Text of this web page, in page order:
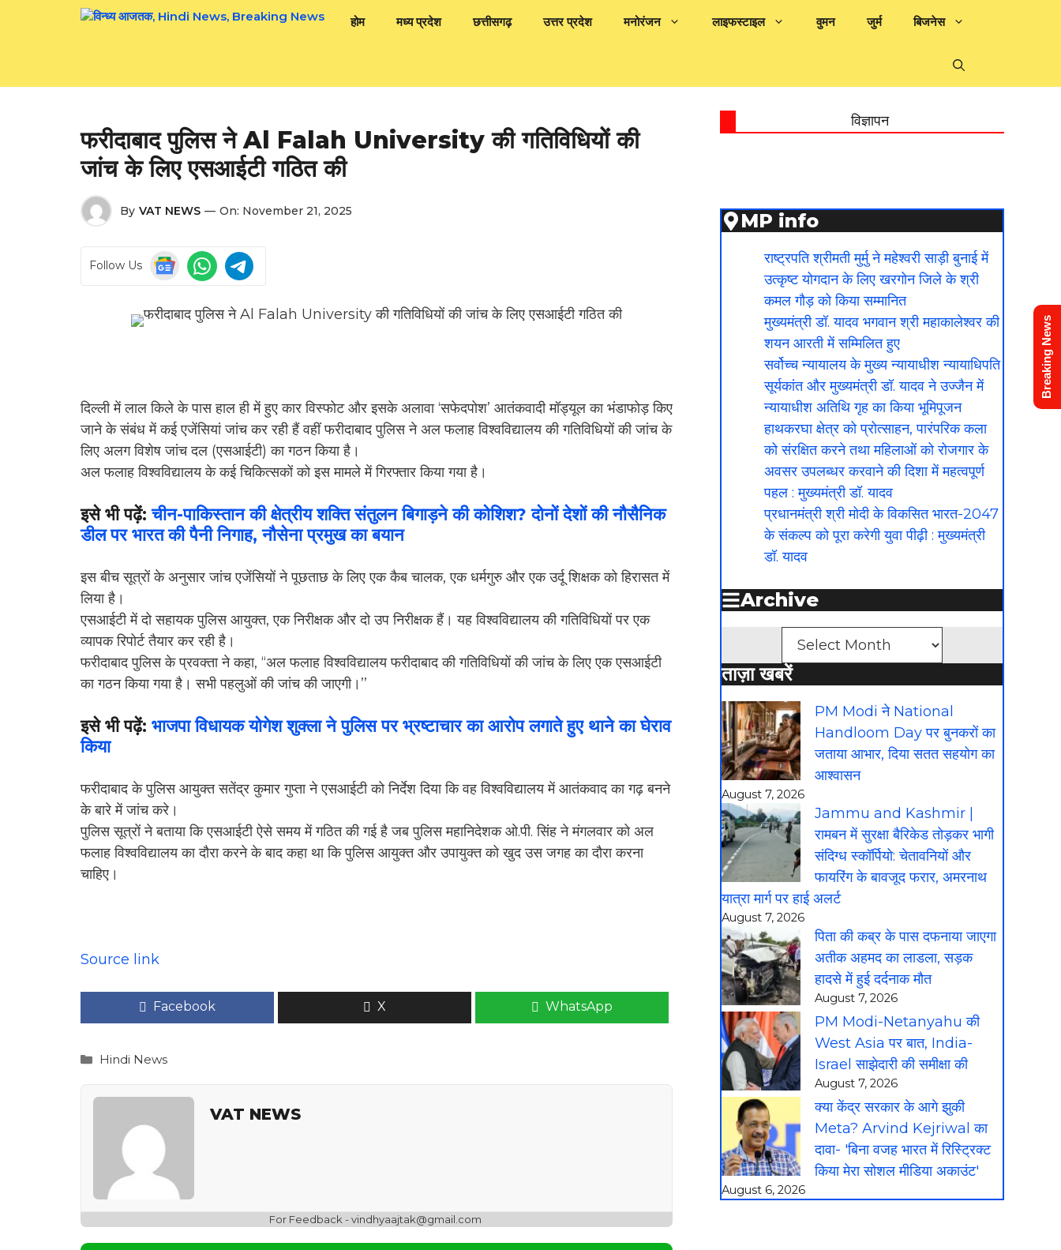
होम मध्य प्रदेश छत्तीसगढ़ उत्तर प्रदेश मनोरंजन लाइफस्टाइल वुमन जुर्म बिजनेस
फरीदाबाद पुलिस ने Al Falah University की गतिविधियों की
जांच के लिए एसआईटी गठित की
By VAT NEWS — On: November 21, 2025
Follow Us
दिल्ली में लाल किले के पास हाल ही में हुए कार विस्फोट और इसके अलावा ‘सफेदपोश’ आतंकवादी मॉड्यूल का भंडाफोड़ किए
जाने के संबंध में कई एजेंसियां जांच कर रही हैं वहीं फरीदाबाद पुलिस ने अल फलाह विश्वविद्यालय की गतिविधियों की जांच के
लिए अलग विशेष जांच दल (एसआईटी) का गठन किया है।
अल फलाह विश्वविद्यालय के कई चिकित्सकों को इस मामले में गिरफ्तार किया गया है।
इसे भी पढ़ें:चीन-पाकिस्तान की क्षेत्रीय शक्ति संतुलन बिगाड़ने की कोशिश? दोनों देशों की नौसैनिक
डील पर भारत की पैनी निगाह, नौसेना प्रमुख का बयान
इस बीच सूत्रों के अनुसार जांच एजेंसियों ने पूछताछ के लिए एक कैब चालक, एक धर्मगुरु और एक उर्दू शिक्षक को हिरासत में
लिया है।
एसआईटी में दो सहायक पुलिस आयुक्त, एक निरीक्षक और दो उप निरीक्षक हैं। यह विश्वविद्यालय की गतिविधियों पर एक
व्यापक रिपोर्ट तैयार कर रही है।
फरीदाबाद पुलिस के प्रवक्ता ने कहा, ‘‘अल फलाह विश्वविद्यालय फरीदाबाद की गतिविधियों की जांच के लिए एक एसआईटी
का गठन किया गया है। सभी पहलुओं की जांच की जाएगी।’’
इसे भी पढ़ें: भाजपा विधायक योगेश शुक्ला ने पुलिस पर भ्रष्टाचार का आरोप लगाते हुए थाने का घेराव
किया
फरीदाबाद के पुलिस आयुक्त सतेंद्र कुमार गुप्ता ने एसआईटी को निर्देश दिया कि वह विश्वविद्यालय में आतंकवाद का गढ़ बनने
के बारे में जांच करे।
पुलिस सूत्रों ने बताया कि एसआईटी ऐसे समय में गठित की गई है जब पुलिस महानिदेशक ओ.पी. सिंह ने मंगलवार को अल
फलाह विश्वविद्यालय का दौरा करने के बाद कहा था कि पुलिस आयुक्त और उपायुक्त को खुद उस जगह का दौरा करना
चाहिए।
Source link
Facebook X WhatsApp
Categories
Hindi News
VAT NEWS
For Feedback - vindhyaajtak@gmail.com
विज्ञापन
MP info
राष्ट्रपति श्रीमती मुर्मु ने महेश्वरी साड़ी बुनाई में
उत्कृष्ट योगदान के लिए खरगोन जिले के श्री
कमल गौड़ को किया सम्मानित
मुख्यमंत्री डॉ. यादव भगवान श्री महाकालेश्‍वर की
शयन आरती में सम्मिलित हुए
सर्वोच्च न्यायालय के मुख्‍य न्‍यायाधीश न्यायाधिपति
सूर्यकांत और मुख्यमंत्री डॉ. यादव ने उज्जैन में
न्यायाधीश अतिथि गृह का किया भूमिपूजन
हाथकरघा क्षेत्र को प्रोत्साहन, पारंपरिक कला
को संरक्षित करने तथा महिलाओं को रोजगार के
अवसर उपलब्धर करवाने की दिशा में महत्वपूर्ण
पहल : मुख्यमंत्री डॉ. यादव
प्रधानमंत्री श्री मोदी के विकसित भारत-2047
के संकल्प को पूरा करेगी युवा पीढ़ी : मुख्यमंत्री
डॉ. यादव
Archive
ताज़ा खबरें
PM Modi ने National
Handloom Day पर बुनकरों का
जताया आभार, दिया सतत सहयोग का
आश्वासन
August 7, 2026
Jammu and Kashmir |
रामबन में सुरक्षा बैरिकेड तोड़कर भागी
संदिग्ध स्कॉर्पियो: चेतावनियों और
फायरिंग के बावजूद फरार, अमरनाथ
यात्रा मार्ग पर हाई अलर्ट
August 7, 2026
पिता की कब्र के पास दफनाया जाएगा
अतीक अहमद का लाडला, सड़क
हादसे में हुई दर्दनाक मौत
August 7, 2026
PM Modi-Netanyahu की
West Asia पर बात, India-
Israel साझेदारी की समीक्षा की
August 7, 2026
क्या केंद्र सरकार के आगे झुकी
Meta? Arvind Kejriwal का
दावा- 'बिना वजह भारत में रिस्ट्रिक्ट
किया मेरा सोशल मीडिया अकाउंट'
August 6, 2026
Breaking News